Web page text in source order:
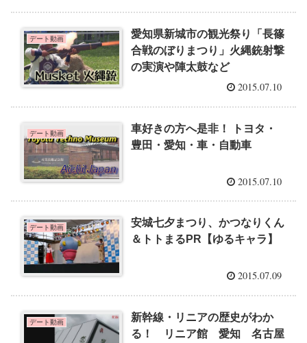
デート動画
愛知県新城市の観光祭り「長篠
合戦のぼりまつり」火縄銃射撃
の実演や陣太鼓など
2015.07.10
デート動画
車好きの方へ是非！ トヨタ・
豊田・愛知・車・自動車
2015.07.10
デート動画
安城七夕まつり、かつなりくん
＆トトまるPR【ゆるキャラ】
2015.07.09
デート動画
新幹線・リニアの歴史がわか
る！ リニア館 愛知 名古屋